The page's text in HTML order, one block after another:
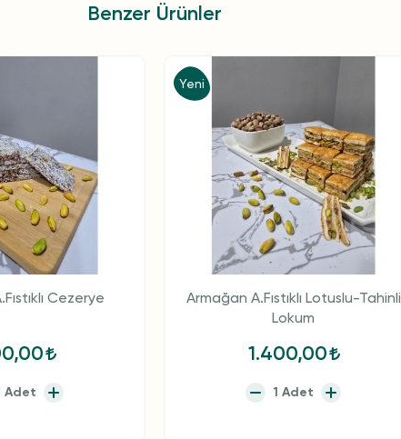
Benzer Ürünler
Cezerye
Yeni
Armağan A.Fıstıklı Lotuslu-Tahinli
Lokum
1.400,00